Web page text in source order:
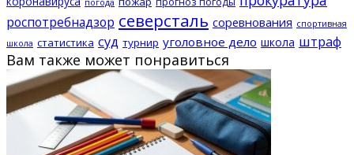
погода
роспотребнадзор северсталь соревнования спортивная
школа статистика суд турнир уголовное дело школа штраф
Вам также может понравиться